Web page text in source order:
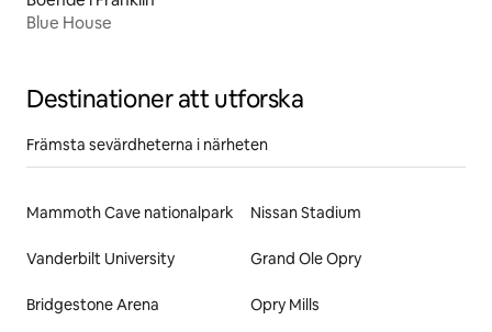
Blue House
Destinationer att utforska
Främsta sevärdheterna i närheten
Mammoth Cave nationalpark Nissan Stadium
Vanderbilt University Grand Ole Opry
Bridgestone Arena Opry Mills